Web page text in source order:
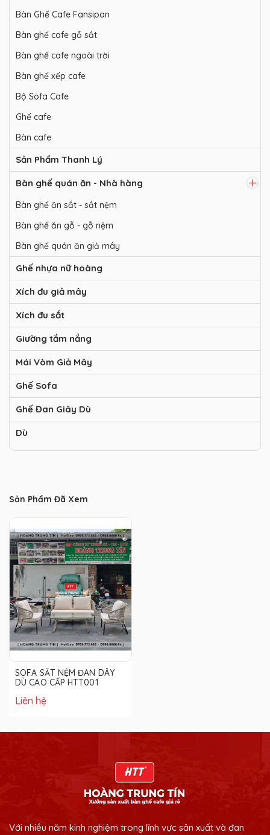
Bàn Ghế Cafe Fansipan
Bàn ghế cafe gỗ sắt
Bàn ghế cafe ngoài trời
Bàn ghế xếp cafe
Bộ Sofa Cafe
Ghế cafe
Bàn cafe
Sản Phẩm Thanh Lý
Bàn ghế quán ăn - Nhà hàng
Bàn ghế ăn sắt - sắt nệm
Bàn ghế ăn gỗ - gỗ nệm
Bàn ghế quán ăn giả mây
Ghế nhựa nữ hoàng
Xích đu giả mây
Xích đu sắt
Giường tắm nắng
Mái Vòm Giả Mây
Ghế Sofa
Ghế Đan Giây Dù
Dù
Sản Phẩm Đã Xem
SOFA SẮT NỆM ĐAN DÂY
DÙ CAO CẤP HTT001
Liên hệ
Với nhiều năm kinh nghiệm trong lĩnh vực sản xuất và đan